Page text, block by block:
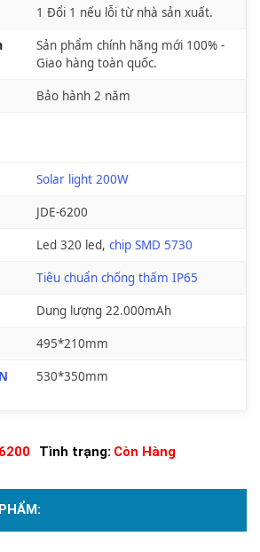
1 Đổi 1 nếu lỗi từ nhà sản xuất.
Sản phẩm chính hãng mới 100% -
Giao hàng toàn quốc.
Bảo hành 2 năm
Solar light 200W
JDE-6200
Led 320 led, chip SMD 5730
Tiêu chuẩn chống thấm IP65
Dung lượng 22.000mAh
495*210mm
530*350mm
Tình trạng: Còn Hàng